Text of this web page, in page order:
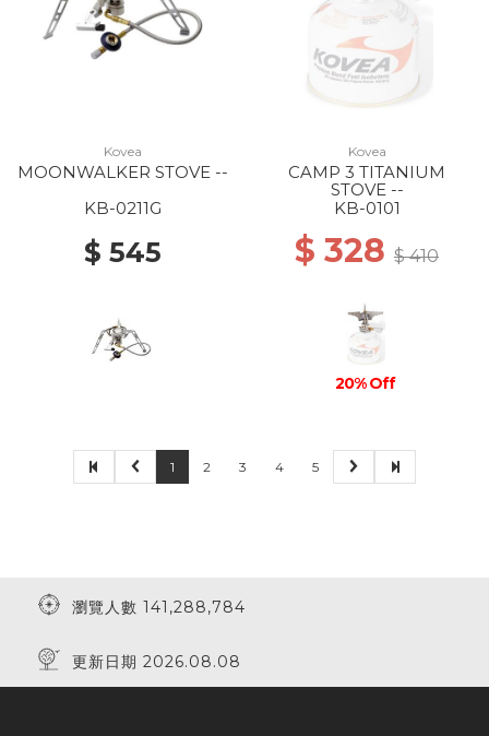
Kovea
MOONWALKER STOVE --
KB-0211G
$ 545
Kovea
CAMP 3 TITANIUM
STOVE --
KB-0101
$ 328 $ 410
20% Off
1 2 3 4 5
瀏覽人數 141,288,784
更新日期 2026.08.08